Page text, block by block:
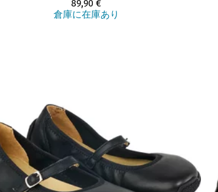
89,90 €
倉庫に在庫あり